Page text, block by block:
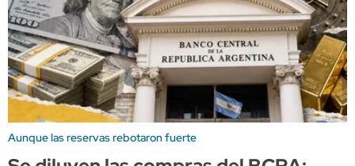
Aunque las reservas rebotaron fuerte